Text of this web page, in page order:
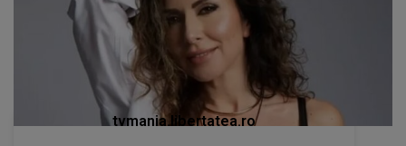
mâncat desert zilnic în vacanță: «Nu e noroc!»
[FOTO]